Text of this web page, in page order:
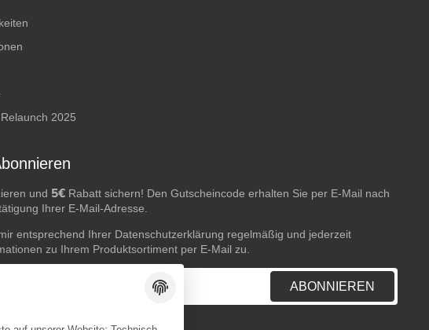
2025
und 5€ Rabatt sichern! Den Gutscheincode erhalten Sie per E-Mail nach
Ihrer E-Mail-Adresse.
entsprechend Ihrer Datenschutzerklärung regelmäßig und jederzeit
zu Ihrem Produktsortiment per E-Mail zu.
ABONNIEREN